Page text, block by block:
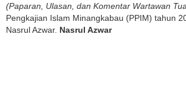
(Paparan, Ulasan, dan Komentar Wartawan
Pengkajian Islam Minangkabau (PPIM) tahun
Nasrul Azwar. Nasrul Azwar